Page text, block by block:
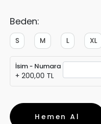
Beden:
XL
L
M
S
İsim - Numara
+ 200,00 TL
Hemen Al